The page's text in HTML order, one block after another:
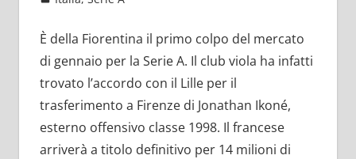
È della Fiorentina il primo colpo del mercato
di gennaio per la Serie A. Il club viola ha infatti
trovato l’accordo con il Lille per il
trasferimento a Firenze di Jonathan Ikoné,
esterno offensivo classe 1998. Il francese
arriverà a titolo definitivo per 14 milioni di